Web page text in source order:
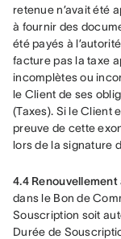
retenue n’avait été
à fournir des
été payés à
facture pas la taxe
incomplètes ou
le Client de ses
(Taxes). Si le Client
preuve de cette
lors de la signature
4.4
dans le Bon de
Souscription soit
Durée de